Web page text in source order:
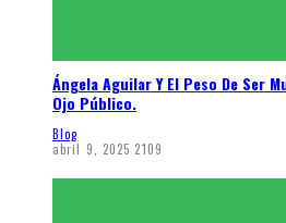
Ángela Aguilar Y El Peso De Ser
Ojo Público.
Blog
abril 9, 2025 2109